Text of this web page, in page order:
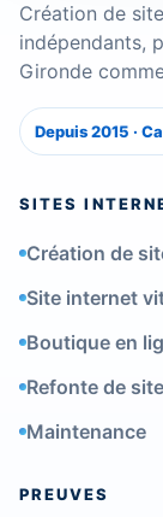
Création de
indépendants,
Gironde
Depuis 2015 ·
SITES
Création de
Site internet
Boutique en
Refonte de
Maintenance
PREUVES